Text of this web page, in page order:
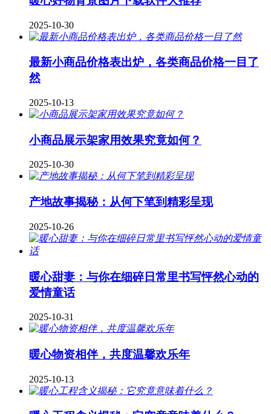
2025-10-30
最新小商品价格表出炉，各类商品价格一目了
然
2025-10-13
小商品展示架家用效果究竟如何？
2025-10-30
产地故事揭秘：从何下笔到精彩呈现
2025-10-26
暖心甜妻：与你在细碎日常里书写怦然心动的
爱情童话
2025-10-31
暖心物资相伴，共度温馨欢乐年
2025-10-13